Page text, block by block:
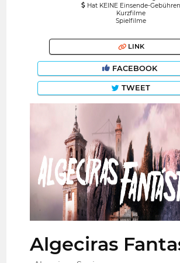
Hat KEINE Einsende-Gebühren
Kurzfilme
Spielfilme
LINK
FACEBOOK
TWEET
Algeciras